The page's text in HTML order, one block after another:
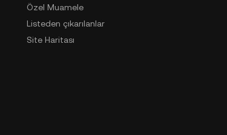
Özel Muamele
Listeden çıkarılanlar
Site Haritası